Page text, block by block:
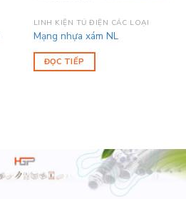
LINH KIỆN TỦ ĐIỆN CÁC LOẠI
Mạng nhựa xám NL
ĐỌC TIẾP